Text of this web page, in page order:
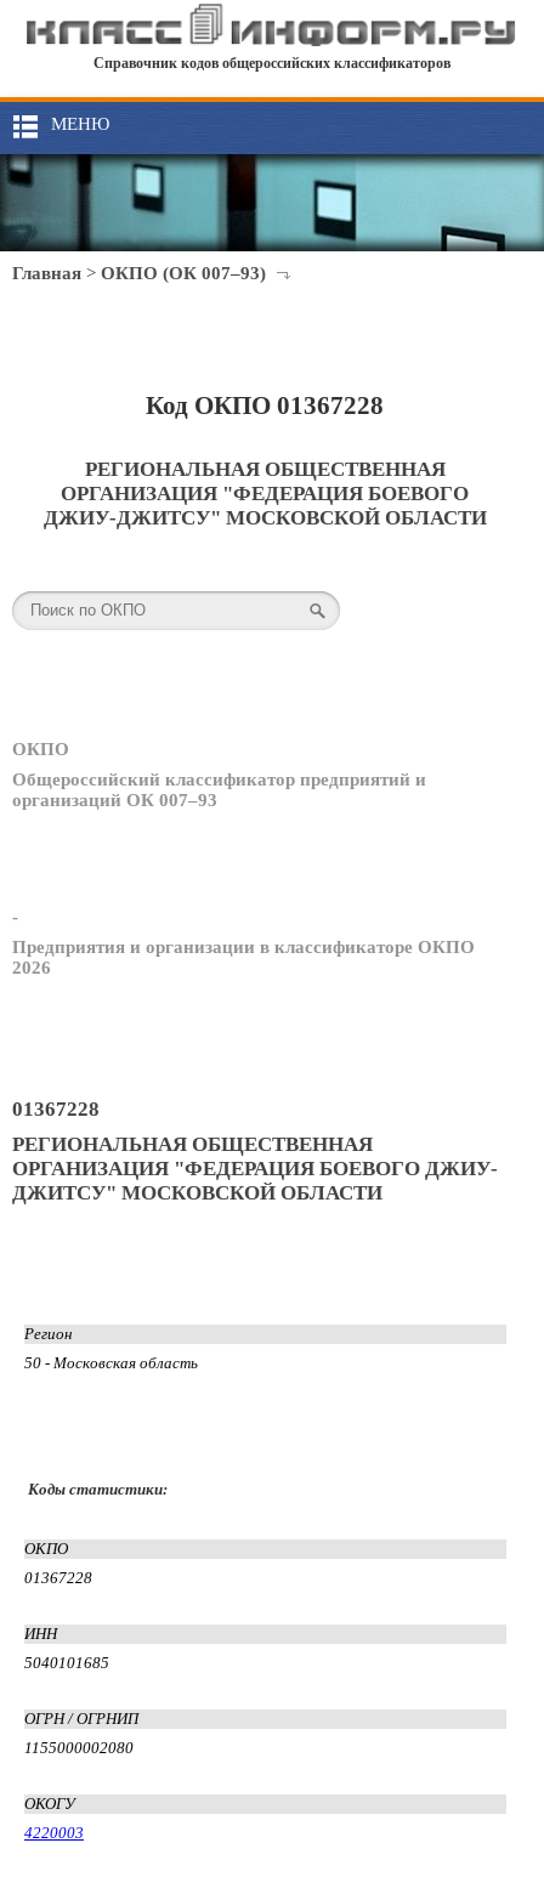
Справочник кодов общероссийских классификаторов
МЕНЮ
Главная > ОКПО (ОК 007–93)
Код ОКПО 01367228
РЕГИОНАЛЬНАЯ ОБЩЕСТВЕННАЯ
ОРГАНИЗАЦИЯ "ФЕДЕРАЦИЯ БОЕВОГО
ДЖИУ-ДЖИТСУ" МОСКОВСКОЙ ОБЛАСТИ
ОКПО
Общероссийский классификатор предприятий и
организаций ОК 007–93
-
Предприятия и организации в классификаторе ОКПО
2026
01367228
РЕГИОНАЛЬНАЯ ОБЩЕСТВЕННАЯ
ОРГАНИЗАЦИЯ "ФЕДЕРАЦИЯ БОЕВОГО ДЖИУ-
ДЖИТСУ" МОСКОВСКОЙ ОБЛАСТИ
Регион
50 - Московская область
Коды статистики:
ОКПО
01367228
ИНН
5040101685
ОГРН / ОГРНИП
1155000002080
ОКОГУ
4220003